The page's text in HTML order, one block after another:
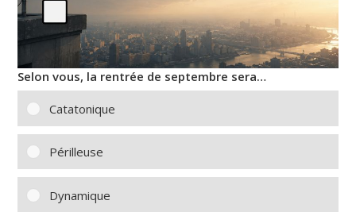
Selon vous, la rentrée de septembre sera…
Catatonique
Périlleuse
Dynamique